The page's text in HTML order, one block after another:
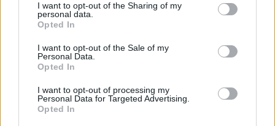
I want to opt-out of the Sharing of my
personal data.
Opted In
I want to opt-out of the Sale of my
Personal Data.
Opted In
I want to opt-out of processing my
Personal Data for Targeted Advertising.
Opted In
Men ennå ikke kjenne deg.